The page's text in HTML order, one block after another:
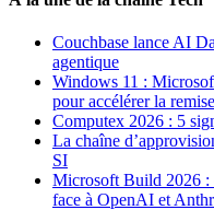
Couchbase lance AI
agentique
Windows 11 :
pour accélérer la
Computex 2026 : 5
La chaîne
SI
Microsoft Build 2026 :
face à OpenAI et